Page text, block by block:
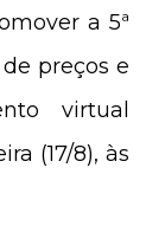
a 5ª
preços e
virtual
(17/8), às